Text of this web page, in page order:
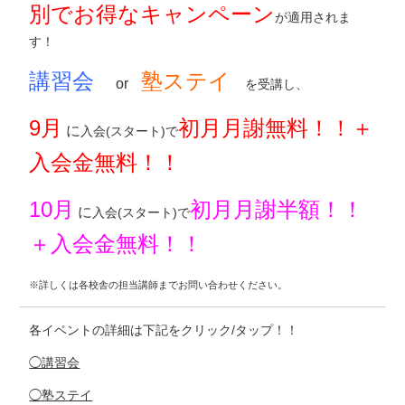
別でお得なキャンペーンが適用されま
す！
講習会or 塾ステイ を受講し、
9月 に 入会(スタート)で初月月謝無料！！＋
入会金無料！！
10月 に 入会(スタート)で初月月謝半額！！
＋入会金無料！！
※詳しくは各校舎の担当講師までお問い合わせください。
各イベントの詳細は下記をクリック/タップ！！
◯講習会
◯塾ステイ